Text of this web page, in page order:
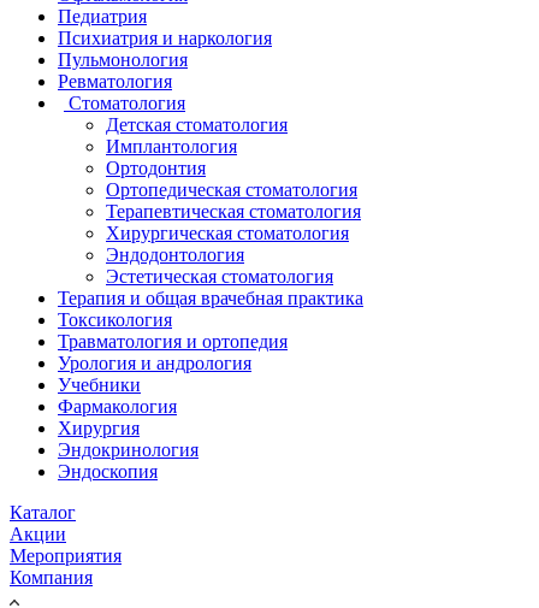
Педиатрия
Психиатрия и наркология
Пульмонология
Ревматология
Стоматология
Детская стоматология
Имплантология
Ортодонтия
Ортопедическая стоматология
Терапевтическая стоматология
Хирургическая стоматология
Эндодонтология
Эстетическая стоматология
Терапия и общая врачебная практика
Токсикология
Травматология и ортопедия
Урология и андрология
Учебники
Фармакология
Хирургия
Эндокринология
Эндоскопия
Каталог
Акции
Мероприятия
Компания